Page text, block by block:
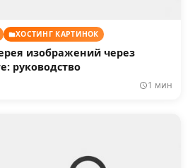
ХОСТИНГ КАРТИНОК
изображений через
руководство
1 мин